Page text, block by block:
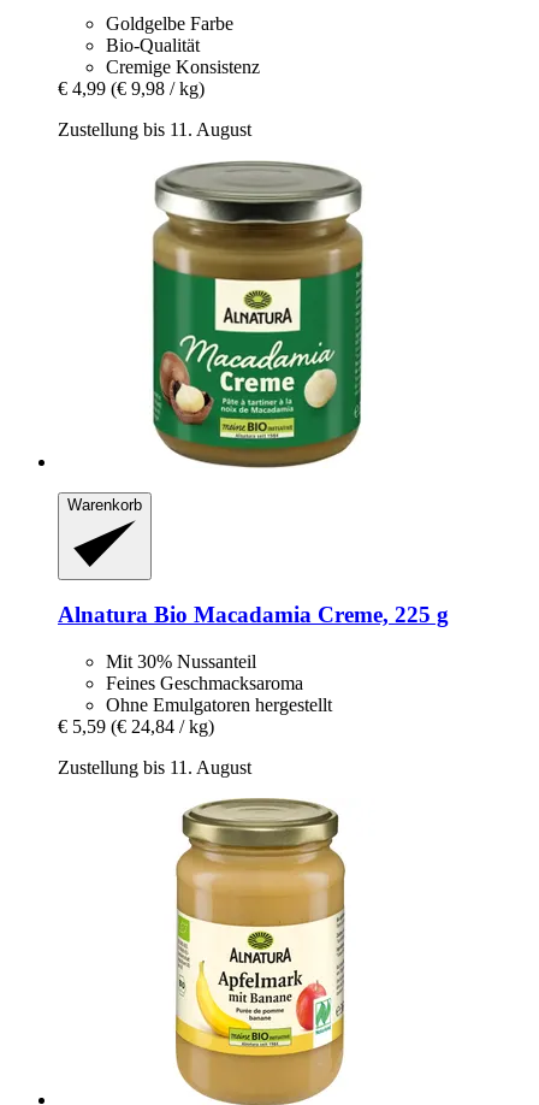
Goldgelbe Farbe
Bio-Qualität
Cremige Konsistenz
€ 4,99 (€ 9,98 / kg)
Zustellung bis 11. August
Warenkorb
Alnatura Bio Macadamia Creme, 225 g
Mit 30% Nussanteil
Feines Geschmacksaroma
Ohne Emulgatoren hergestellt
€ 5,59 (€ 24,84 / kg)
Zustellung bis 11. August